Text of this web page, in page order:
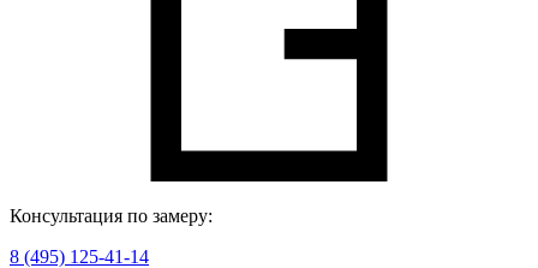
Консультация по замеру:
8 (495) 125-41-14